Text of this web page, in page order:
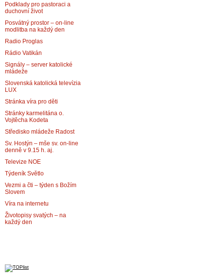
Podklady pro pastoraci a
duchovní život
Posvátný prostor – on-line
modlitba na každý den
Radio Proglas
Rádio Vatikán
Signály – server katolické
mládeže
Slovenská katolická televízia
LUX
Stránka víra pro děti
Stránky karmelitána o.
Vojtěcha Kodeta
Středisko mládeže Radost
Sv. Hostýn – mše sv. on-line
denně v 9.15 h. aj.
Televize NOE
Týdeník Světlo
Vezmi a čti – týden s Božím
Slovem
Víra na internetu
Životopisy svatých – na
každý den